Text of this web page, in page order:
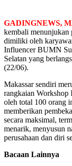
GADINGNEWS,
kembali menunjukan
dimiliki oleh
Influencer BUMN
Selatan yang
(22/06).
Makassar sendiri
rangkaian
oleh total 100 orang
memberikan
secara maksimal,
menarik, menyusun
perusahaan dan diri
Bacaan Lainnya